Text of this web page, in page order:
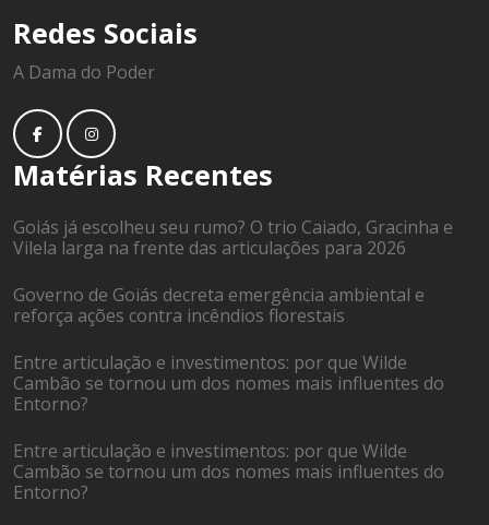
Redes Sociais
A Dama do Poder
Matérias Recentes
Goiás já escolheu seu rumo? O trio Caiado, Gracinha e
Vilela larga na frente das articulações para 2026
Governo de Goiás decreta emergência ambiental e
reforça ações contra incêndios florestais
Entre articulação e investimentos: por que Wilde
Cambão se tornou um dos nomes mais influentes do
Entorno?
Entre articulação e investimentos: por que Wilde
Cambão se tornou um dos nomes mais influentes do
Entorno?